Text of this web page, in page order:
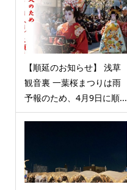
【順延のお知らせ】 浅草
観音裏 一葉桜まつりは雨
予報のため、4月9日に順...